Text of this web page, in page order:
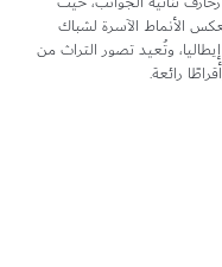
الأنماط الآسرة لشباك
وتُعيد تصور التراث من
رائعة.